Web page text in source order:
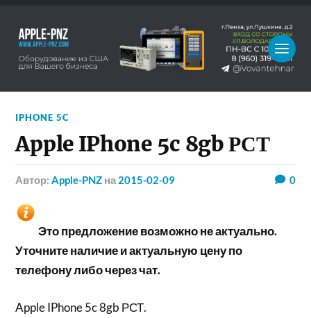
IPHONE 5C
Apple IPhone 5c 8gb РСТ
Автор:Apple-PNZ на 2015-02-09 0
Это предложение возможно не актуально.
Уточните наличие и актуальную цену по
телефону либо через чат.
Apple IPhone 5c 8gb РСТ.